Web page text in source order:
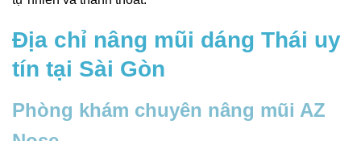
Địa chỉ nâng mũi dáng Thái uy
tín tại Sài Gòn
Phòng khám chuyên nâng mũi AZ